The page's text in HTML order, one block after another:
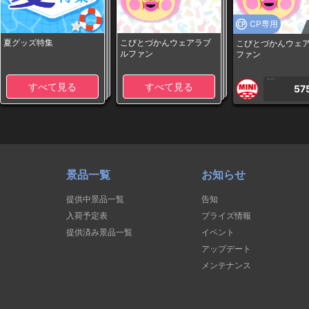
夏グッズ特集
すべて見る
こびとづかんウェアラブ
ルファン
すべて見る
CP専用
こびとづかんウェ
ファン
1PLAY
景品一覧
提供中景品一覧
入荷予定表
提供済み景品一覧
お知らせ
告知
プライズ情報
イベント
アップデート
メンテナンス